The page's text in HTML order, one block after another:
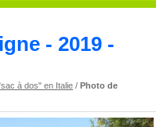
- 2019 -
à dos" en Italie /Photo de